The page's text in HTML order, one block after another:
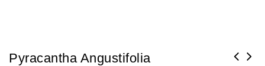
Pyracantha Angustifolia